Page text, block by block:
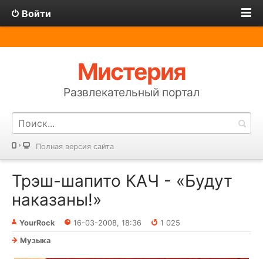
Войти
Мистерия
Развлекательный портал
Полная версия сайта
Трэш-шапито КАЧ - «Будут
наказаны!»
YourRock 16-03-2008, 18:36
1 025
Музыка